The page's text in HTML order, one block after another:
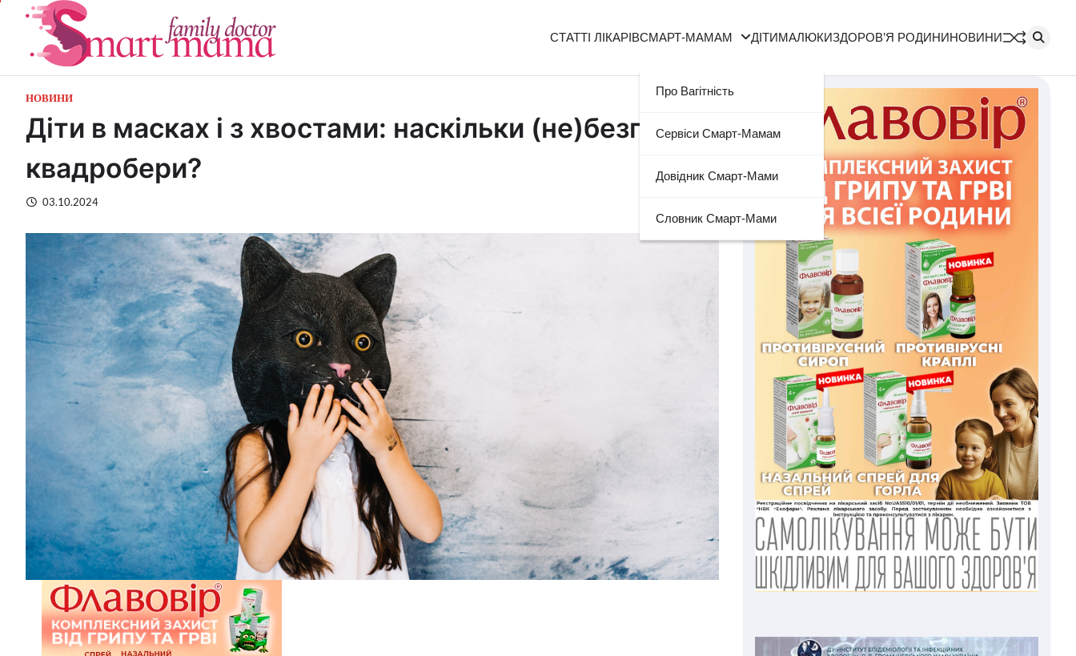
Перейти
СТАТТІ ЛІКАРІВСМАРТ-МАМАМ
Про Вагітність
Сервіси Смарт-Мамам
Довідник Смарт-Мами
Словник Смарт-Мами
ДІТИМАЛЮКИЗДОРОВ’Я РОДИНИНОВИНИ
НОВИНИ
Діти в масках і з хвостами: наскільки (не)безпечні
квадробери?
03.10.2024